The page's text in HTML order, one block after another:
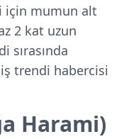
için mumun alt
2 kat uzun
sırasında
trendi habercisi
Harami)